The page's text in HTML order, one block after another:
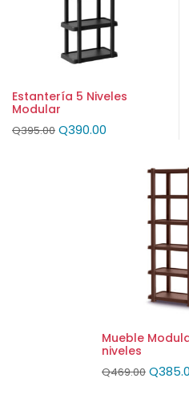
Estantería 5 Niveles
Modular
Q395.00 Q390.00
Mueble
niveles
Q469.00 Q